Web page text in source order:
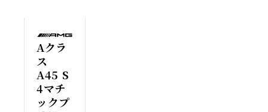
Aクラ
ス
A45 S
4マチ
ックプ